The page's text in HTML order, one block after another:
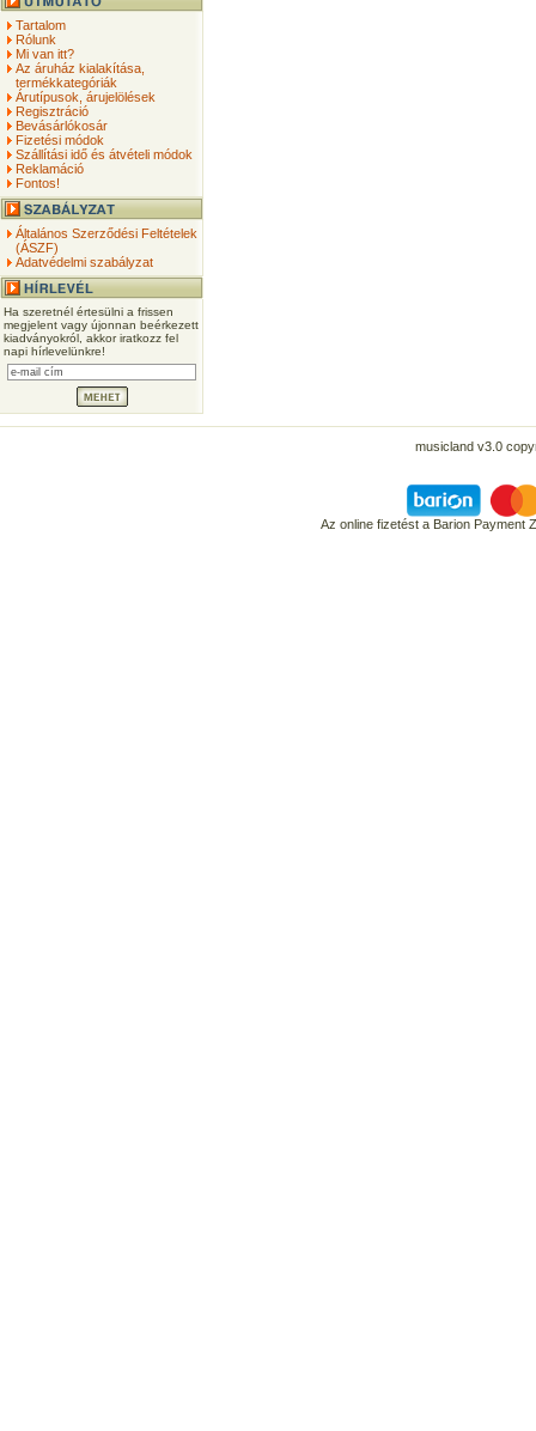
Tartalom
Rólunk
Mi van itt?
Az áruház kialakítása,
termékkategóriák
Árutípusok, árujelölések
Regisztráció
Bevásárlókosár
Fizetési módok
Szállítási idő és átvételi módok
Reklamáció
Fontos!
Általános Szerződési Feltételek
(ÁSZF)
Adatvédelmi szabályzat
Ha szeretnél értesülni a frissen
megjelent vagy újonnan beérkezett
kiadványokról, akkor iratkozz fel
napi hírlevelünkre!
musicland v3.0
Az online fizetést a Barion Payment